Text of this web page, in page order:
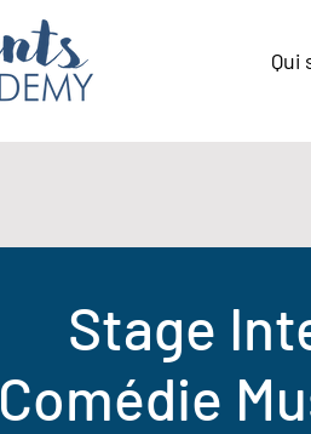
Qui
Stage
Comédie